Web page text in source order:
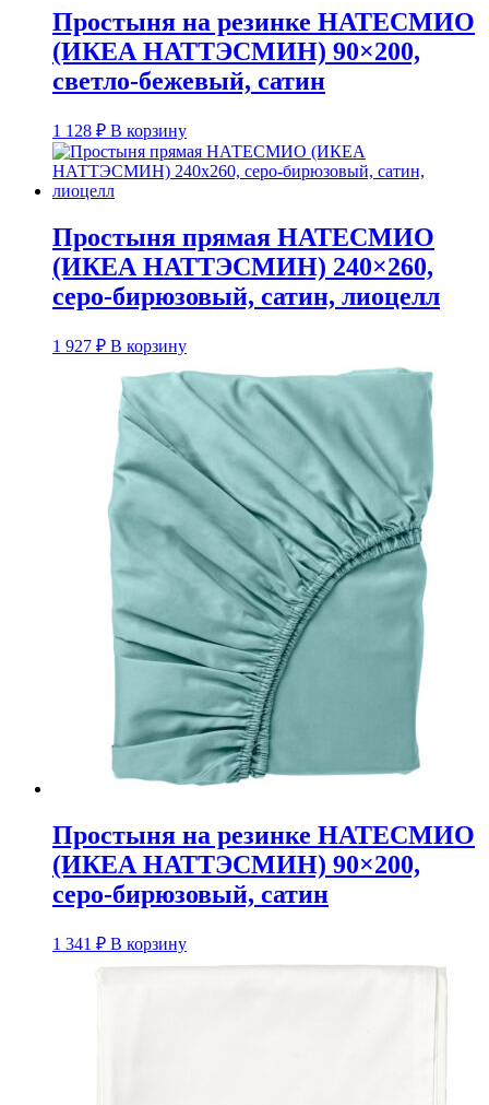
Простыня на резинке НАТЕСМИО
(ИКЕА НАТТЭСМИН) 90×200,
светло-бежевый, сатин
1 128 ₽ В корзину
Простыня прямая НАТЕСМИО
(ИКЕА НАТТЭСМИН) 240×260,
серо-бирюзовый, сатин, лиоцелл
1 927 ₽ В корзину
Простыня на резинке НАТЕСМИО
(ИКЕА НАТТЭСМИН) 90×200,
серо-бирюзовый, сатин
1 341 ₽ В корзину